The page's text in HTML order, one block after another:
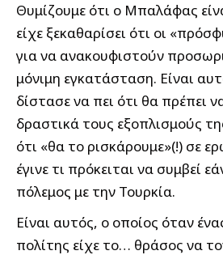
Θυμίζουμε ότι ο Μπαλάφας
είχε ξεκαθαρίσει ότι οι
για να ανακουφιστούν
μόνιμη εγκατάσταση. Είναι
δίστασε να πει ότι θα πρέπει
δραστικά τους εξοπλισμούς
ότι «θα το ρισκάρουμε»(!) σε
έγινε τι πρόκειται να συμβεί
πόλεμος με την Τουρκία.
Είναι αυτός, ο οποίος όταν
πολίτης είχε το… θράσος να